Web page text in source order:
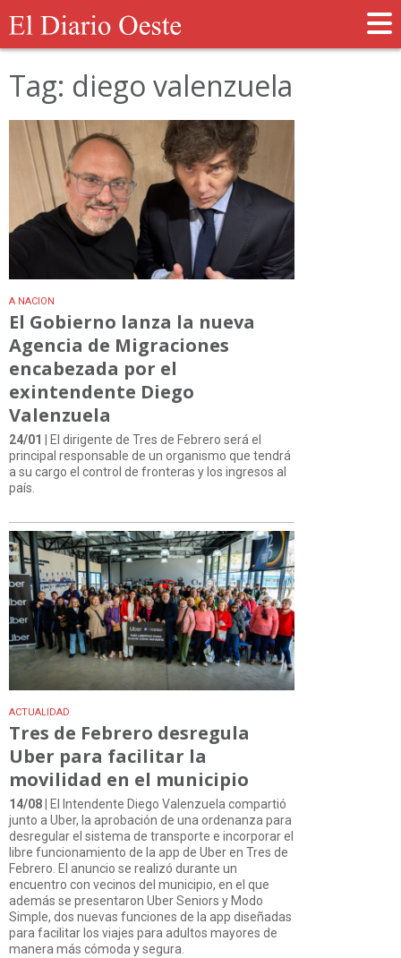
Tag: diego valenzuela
A NACION
El Gobierno lanza la nueva
Agencia de Migraciones
encabezada por el
exintendente Diego
Valenzuela
24/01
| El dirigente de Tres de Febrero será el
principal responsable de un organismo que tendrá
a su cargo el control de fronteras y los ingresos al
país.
ACTUALIDAD
Tres de Febrero desregula
Uber para facilitar la
movilidad en el municipio
14/08 | El Intendente Diego Valenzuela compartió
junto a Uber, la aprobación de una ordenanza para
desregular el sistema de transporte e incorporar el
libre funcionamiento de la app de Uber en Tres de
Febrero. El anuncio se realizó durante un
encuentro con vecinos del municipio, en el que
además se presentaron Uber Seniors y Modo
Simple, dos nuevas funciones de la app diseñadas
para facilitar los viajes para adultos mayores de
manera más cómoda y segura.